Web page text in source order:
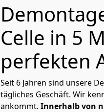
Celle in 5
perfekten
Seit 6 Jahren sind unsere
tägliches Geschäft. Wir
ankommt. Innerhalb von